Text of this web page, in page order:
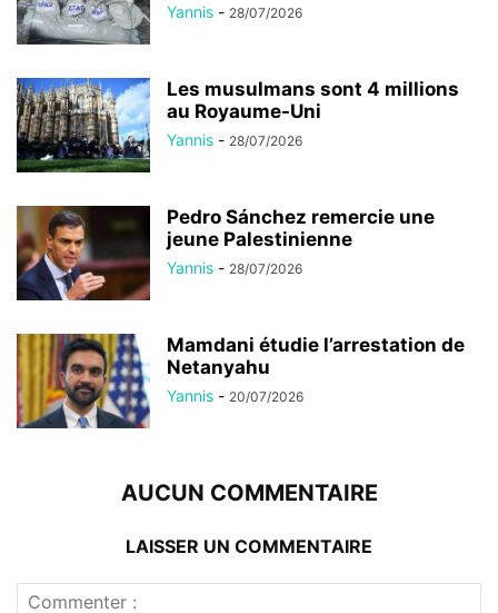
Yannis - 28/07/2026
Les musulmans sont 4 millions
au Royaume-Uni
Yannis - 28/07/2026
Pedro Sánchez remercie une
jeune Palestinienne
Yannis - 28/07/2026
Mamdani étudie l’arrestation de
Netanyahu
Yannis - 20/07/2026
AUCUN COMMENTAIRE
LAISSER UN COMMENTAIRE